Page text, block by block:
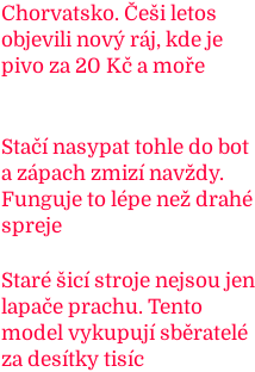
Chorvatsko. Češi letos
objevili nový ráj, kde je
pivo za 20 Kč a moře
Stačí nasypat tohle do bot
a zápach zmizí navždy.
Funguje to lépe než drahé
spreje
Staré šicí stroje nejsou jen
lapače prachu. Tento
model vykupují sběratelé
za desítky tisíc